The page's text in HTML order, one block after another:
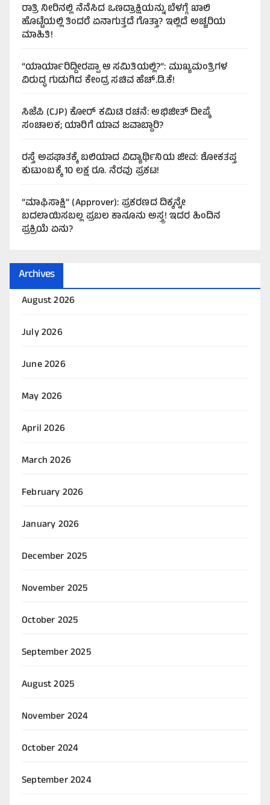
ರಾತ್ರಿ ನೀರಿನಲ್ಲಿ ನೆನೆಸಿದ ಒಣದ್ರಾಕ್ಷಿಯನ್ನು ಬೆಳಗ್ಗೆ ಖಾಲಿ
ಹೊಟ್ಟೆಯಲ್ಲಿ ತಿಂದರೆ ಏನಾಗುತ್ತದೆ ಗೊತ್ತಾ? ಇಲ್ಲಿದೆ ಅಚ್ಚರಿಯ
ಮಾಹಿತಿ!
“ಯಾರ್ಯಾರಿದ್ದೀರಪ್ಪಾ ಆ ಸಮಿತಿಯಲ್ಲಿ?”: ಮುಖ್ಯಮಂತ್ರಿಗಳ
ವಿರುದ್ಧ ಗುಡುಗಿದ ಕೇಂದ್ರ ಸಚಿವ ಹೆಚ್.ಡಿ.ಕೆ!
ಸಿಜೆಪಿ (CJP) ಕೋರ್ ಕಮಿಟಿ ರಚನೆ: ಅಭಿಜೀತ್ ದೀಪ್ಕೆ
ಸಂಚಾಲಕ; ಯಾರಿಗೆ ಯಾವ ಜವಾಬ್ದಾರಿ?
ರಸ್ತೆ ಅಪಘಾತಕ್ಕೆ ಬಲಿಯಾದ ವಿದ್ಯಾರ್ಥಿನಿಯ ಜೀವ: ಶೋಕತಪ್ತ
ಕುಟುಂಬಕ್ಕೆ 10 ಲಕ್ಷ ರೂ. ನೆರವು ಪ್ರಕಟ!
“ಮಾಫಿಸಾಕ್ಷಿ” (Approver): ಪ್ರಕರಣದ ದಿಕ್ಕನ್ನೇ
ಬದಲಾಯಿಸಬಲ್ಲ ಪ್ರಬಲ ಕಾನೂನು ಅಸ್ತ್ರ! ಇದರ ಹಿಂದಿನ
ಪ್ರಕ್ರಿಯೆ ಏನು?
Archives
August 2026
July 2026
June 2026
May 2026
April 2026
March 2026
February 2026
January 2026
December 2025
November 2025
October 2025
September 2025
August 2025
November 2024
October 2024
September 2024